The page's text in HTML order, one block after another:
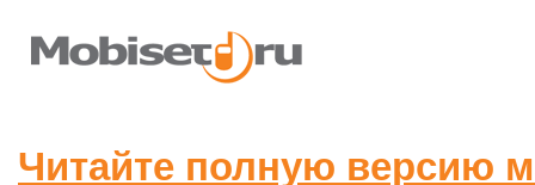
Читайте полную версию